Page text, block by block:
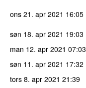
ons 21. apr 2021 16:05
søn 18. apr 2021 19:03
man 12. apr 2021 07:03
søn 11. apr 2021 17:32
tors 8. apr 2021 21:39